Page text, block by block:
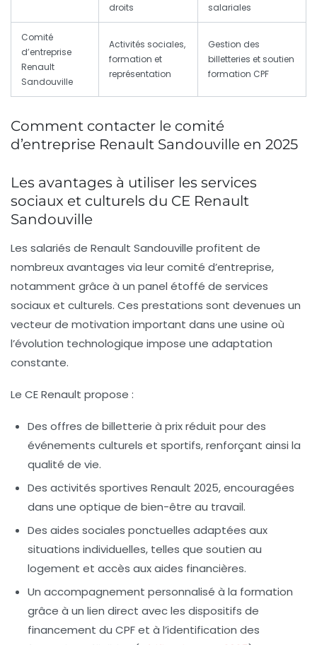
droits
salariales
Comité
d’entreprise
Renault
Sandouville
Activités sociales,
formation et
représentation
Gestion des
billetteries et soutien
formation CPF
Comment contacter le comité
d’entreprise Renault Sandouville en 2025
Les avantages à utiliser les services
sociaux et culturels du CE Renault
Sandouville
Les salariés de Renault Sandouville profitent de
nombreux avantages via leur comité d’entreprise,
notamment grâce à un panel étoffé de services
sociaux et culturels. Ces prestations sont devenues un
vecteur de motivation important dans une usine où
l’évolution technologique impose une adaptation
constante.
Le CE Renault propose :
Des offres de billetterie à prix réduit pour des
événements culturels et sportifs, renforçant ainsi la
qualité de vie.
Des activités sportives Renault 2025, encouragées
dans une optique de bien-être au travail.
Des aides sociales ponctuelles adaptées aux
situations individuelles, telles que soutien au
logement et accès aux aides financières.
Un accompagnement personnalisé à la formation
grâce à un lien direct avec les dispositifs de
financement du CPF et à l’identification des